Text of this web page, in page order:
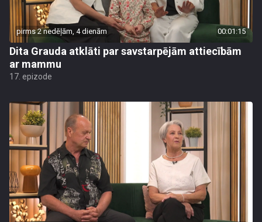
pirms 2 nedēļām, 4 dienām 00:01:15
Dita Grauda atklāti par savstarpējām attiecībām
ar mammu
17. epizode